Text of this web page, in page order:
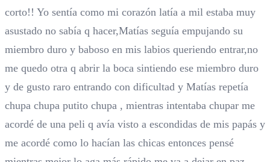
corto!! Yo sentía como mi corazón latía a mil estaba muy
asustado no sabía q hacer,Matías seguía empujando su
miembro duro y baboso en mis labios queriendo entrar,no
me quedo otra q abrir la boca sintiendo ese miembro duro
y de gusto raro entrando con dificultad y Matías repetía
chupa chupa putito chupa , mientras intentaba chupar me
acordé de una peli q avía visto a escondidas de mis papás y
me acordé como lo hacían las chicas entonces pensé